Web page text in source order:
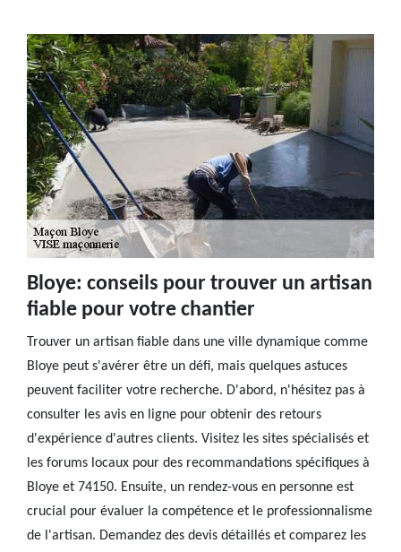
Bloye: conseils pour trouver un artisan
fiable pour votre chantier
Trouver un artisan fiable dans une ville dynamique comme
Bloye peut s'avérer être un défi, mais quelques astuces
peuvent faciliter votre recherche. D'abord, n'hésitez pas à
consulter les avis en ligne pour obtenir des retours
d'expérience d'autres clients. Visitez les sites spécialisés et
les forums locaux pour des recommandations spécifiques à
Bloye et 74150. Ensuite, un rendez-vous en personne est
crucial pour évaluer la compétence et le professionnalisme
de l'artisan. Demandez des devis détaillés et comparez les